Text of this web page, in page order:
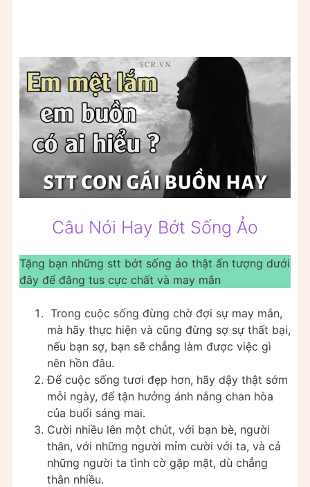
Câu Nói Hay Bớt Sống Ảo
Tặng bạn những stt bớt sống ảo thật ấn tượng dưới
đây để đăng tus cực chất và may mắn
Trong cuộc sống đừng chờ đợi sự may mắn,
mà hãy thực hiện và cũng đừng sợ sự thất bại,
nếu bạn sợ, bạn sẽ chẳng làm được việc gì
nên hồn đâu.
Để cuộc sống tươi đẹp hơn, hãy dậy thật sớm
mỗi ngày, để tận hưởng ánh nắng chan hòa
của buổi sáng mai.
Cười nhiều lên một chút, với bạn bè, người
thân, với những người mỉm cười với ta, và cả
những người ta tình cờ gặp mặt, dù chẳng
thân nhiều.